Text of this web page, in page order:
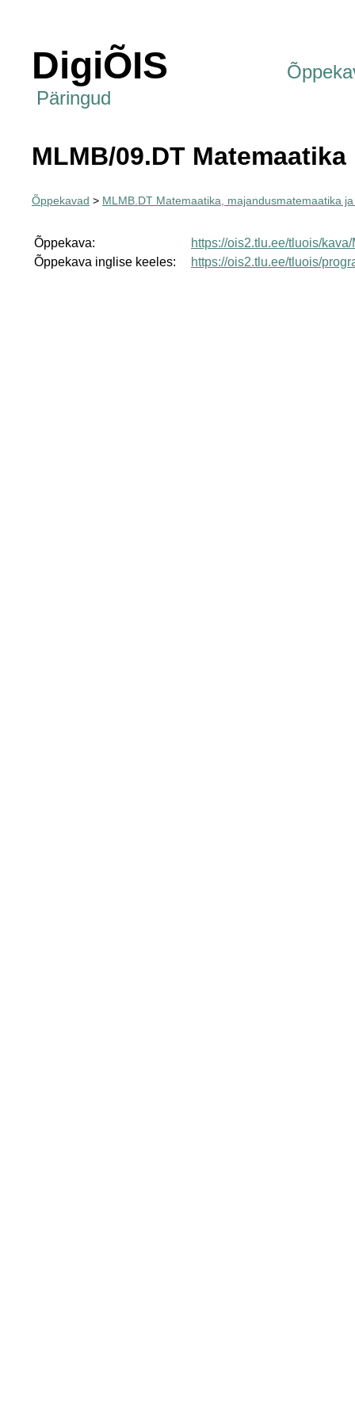
DigiÕIS
Päringud
MLMB/09.DT Matemaatika
Õppekavad > MLMB.DT Matemaatika, majandusmatemaatika
Õppekava:
https://ois2.tlu.ee/tluois/
Õppekava inglise keeles:
https://ois2.tlu.ee/tluois/